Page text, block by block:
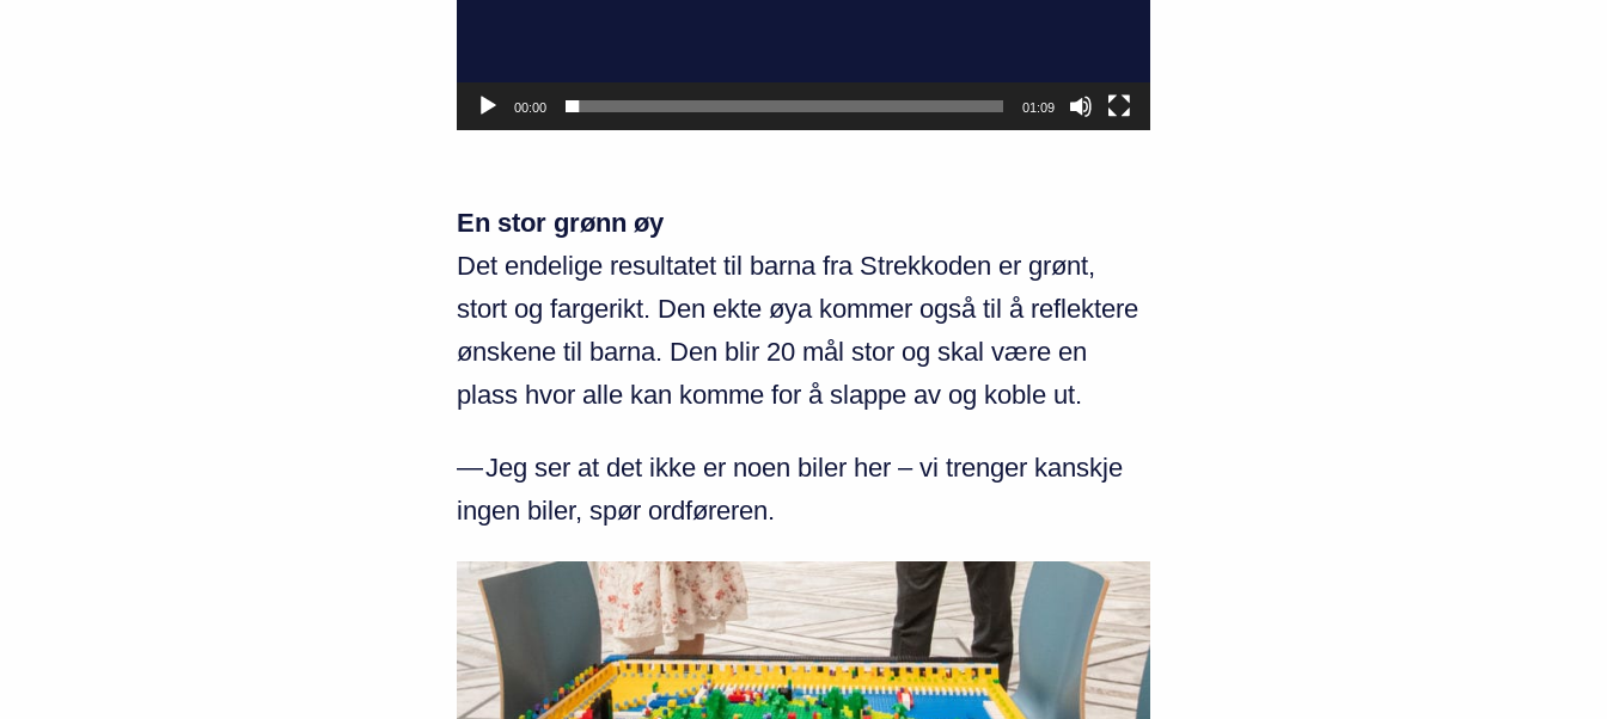
00:00 01:09
En stor grønn øy
Det endelige resultatet til barna fra Strekkoden er grønt,
stort og fargerikt. Den ekte øya kommer også til å reflektere
ønskene til barna. Den blir 20 mål stor og skal være en
plass hvor alle kan komme for å slappe av og koble ut.
—Jeg ser at det ikke er noen biler her – vi trenger kanskje
ingen biler, spør ordføreren.